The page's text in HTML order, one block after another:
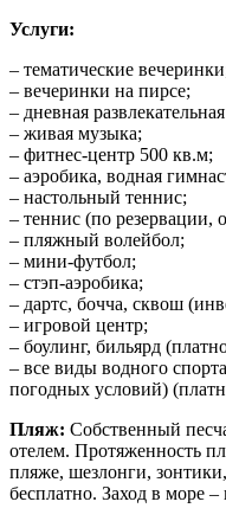
Услуги:
– тематические
– вечеринки на пирсе;
– дневная
– живая музыка;
– фитнес-центр 500 кв.м;
– aэробика, водная
– настольный теннис;
– теннис (по резервации,
– пляжный волейбол;
– мини-футбол;
– стэп-аэробика;
– дартс, бочча, сквош
– игровой центр;
– боулинг, бильярд
– всe виды водного
погодных условий)
Пляж: Собственный
отелем. Протяженность
пляже, шезлонги,
бесплатно. Заход в море